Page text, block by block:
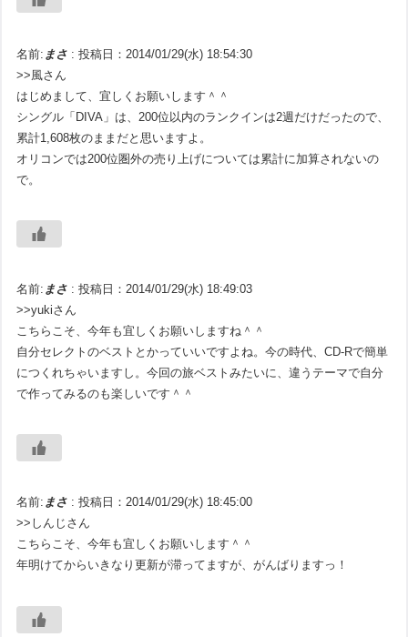
名前: まさ : 投稿日：2014/01/29(水) 18:54:30
>>風さん
はじめまして、宜しくお願いします＾＾
シングル「DIVA」は、200位以内のランクインは2週だけだったので、
累計1,608枚のままだと思いますよ。
オリコンでは200位圏外の売り上げについては累計に加算されないの
で。
名前: まさ : 投稿日：2014/01/29(水) 18:49:03
>>yukiさん
こちらこそ、今年も宜しくお願いしますね＾＾
自分セレクトのベストとかっていいですよね。今の時代、CD-Rで簡単
につくれちゃいますし。今回の旅ベストみたいに、違うテーマで自分
で作ってみるのも楽しいです＾＾
名前: まさ : 投稿日：2014/01/29(水) 18:45:00
>>しんじさん
こちらこそ、今年も宜しくお願いします＾＾
年明けてからいきなり更新が滞ってますが、がんばりますっ！